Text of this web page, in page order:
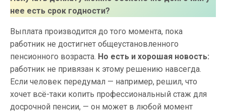
нее есть срок годности?
Выплата производится до того момента, пока
работник не достигнет общеустановленного
пенсионного возраста. Но есть и хорошая новость:
работник не привязан к этому решению навсегда.
Если человек передумал — например, решил, что
хочет всё-таки копить профессиональный стаж для
досрочной пенсии, — он может в любой момент